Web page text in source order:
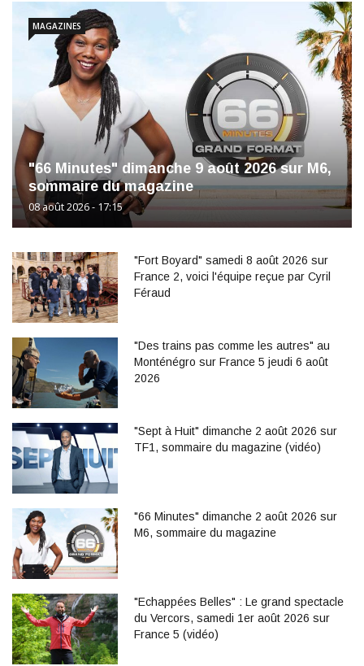
"66 Minutes" dimanche 9 août 2026 sur M6,
sommaire du magazine
08 août 2026 - 17:15
MAGAZINES
"Fort Boyard" samedi 8 août 2026 sur
France 2, voici l'équipe reçue par Cyril
Féraud
"Des trains pas comme les autres" au
Monténégro sur France 5 jeudi 6 août
2026
"Sept à Huit" dimanche 2 août 2026 sur
TF1, sommaire du magazine (vidéo)
"66 Minutes" dimanche 2 août 2026 sur
M6, sommaire du magazine
"Echappées Belles" : Le grand spectacle
du Vercors, samedi 1er août 2026 sur
France 5 (vidéo)